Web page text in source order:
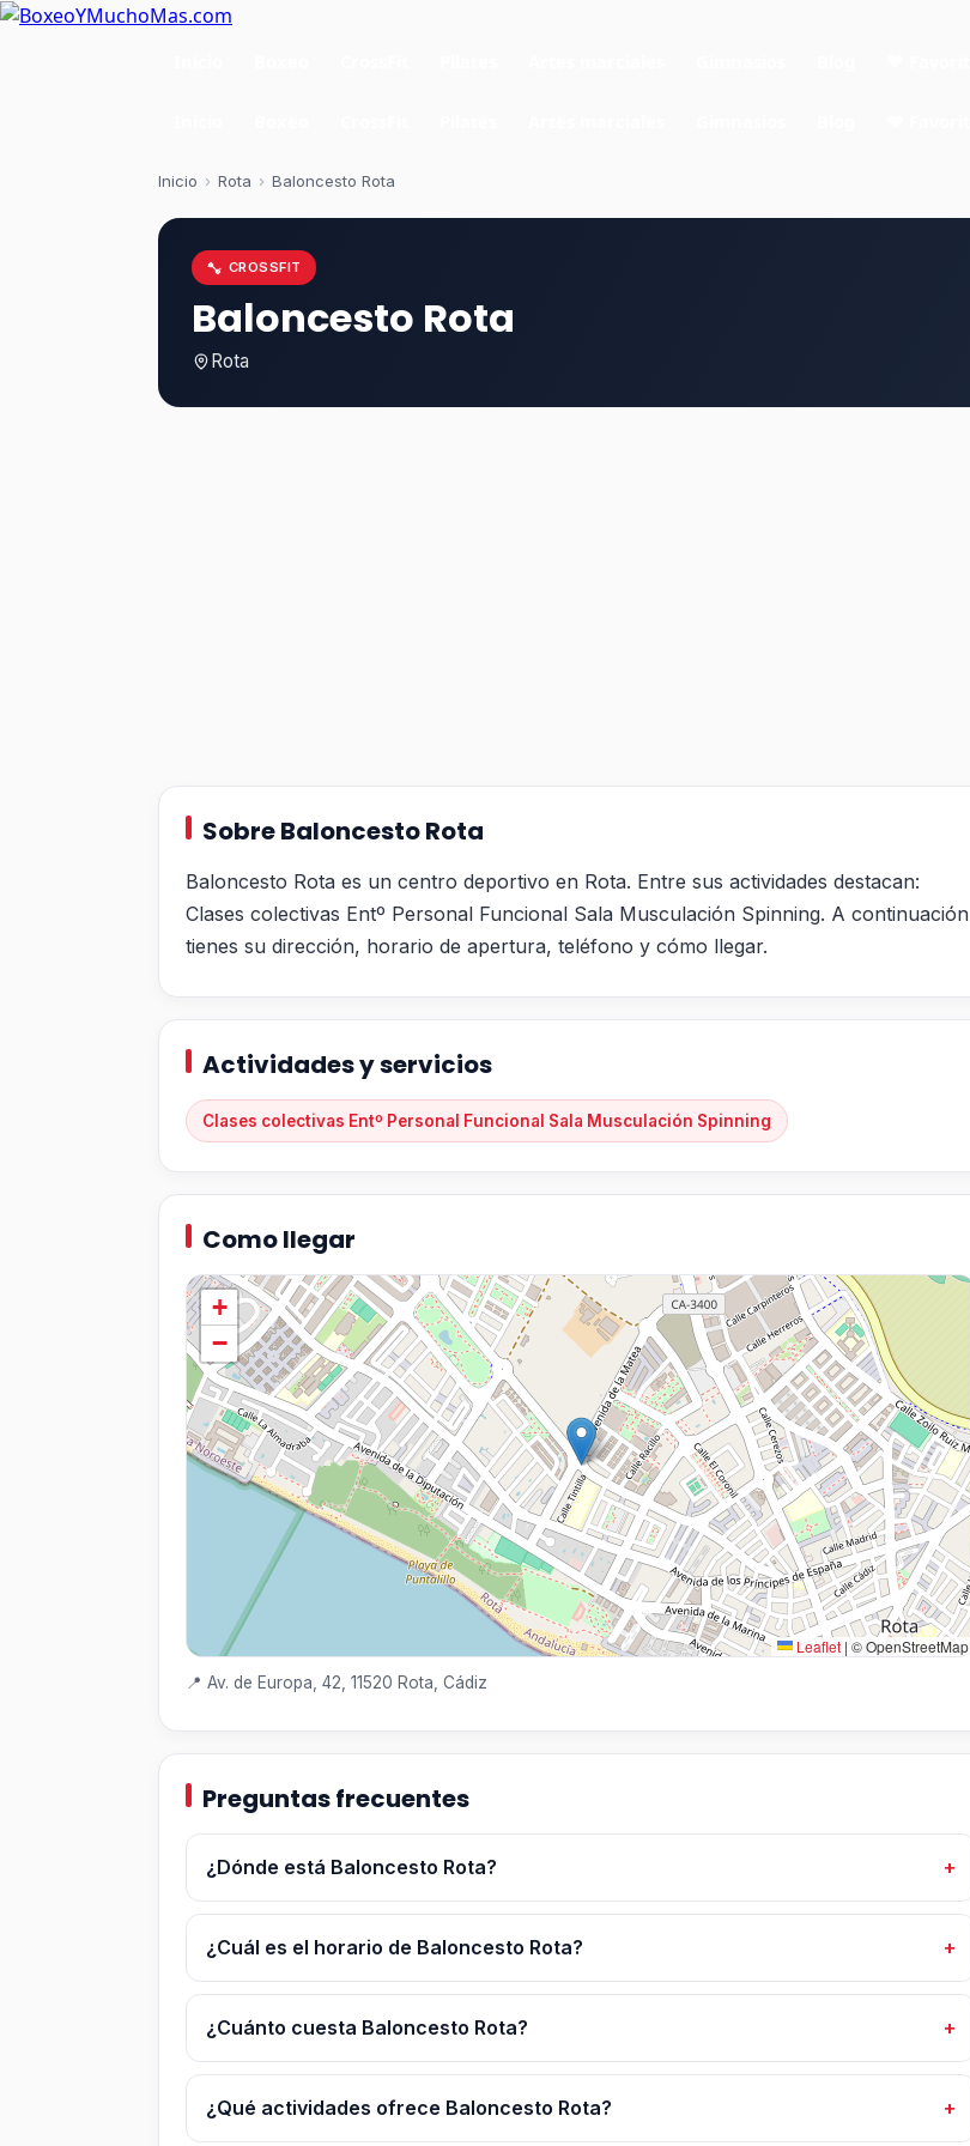
Inicio › Rota › Baloncesto Rota
CROSSFIT
Baloncesto Rota
Rota
Sobre Baloncesto Rota
Baloncesto Rota es un centro deportivo en Rota. Entre sus actividades destacan:
Clases colectivas Entº Personal Funcional Sala Musculación Spinning. A continuación
tienes su dirección, horario de apertura, teléfono y cómo llegar.
Actividades y servicios
Clases colectivas Entº Personal Funcional Sala Musculación Spinning
Como llegar
+
−
Leaflet | © OpenStreetMap
📍 Av. de Europa, 42, 11520 Rota, Cádiz
Preguntas frecuentes
¿Dónde está Baloncesto Rota?
¿Cuál es el horario de Baloncesto Rota?
¿Cuánto cuesta Baloncesto Rota?
¿Qué actividades ofrece Baloncesto Rota?